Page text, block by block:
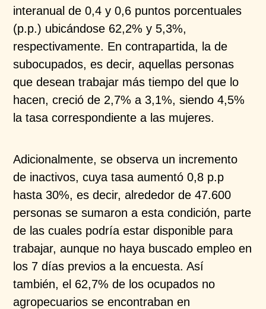
interanual de 0,4 y 0,6 puntos porcentuales
(p.p.) ubicándose 62,2% y 5,3%,
respectivamente. En contrapartida, la de
subocupados, es decir, aquellas personas
que desean trabajar más tiempo del que lo
hacen, creció de 2,7% a 3,1%, siendo 4,5%
la tasa correspondiente a las mujeres. ​
Adicionalmente, se observa un incremento
de inactivos, cuya tasa aumentó 0,8 p.p
hasta 30%, es decir, alrededor de 47.600
personas se sumaron a esta condición, parte
de las cuales podría estar disponible para
trabajar, aunque no haya buscado empleo en
los 7 días previos a la encuesta. Así
también, el 62,7% de los ocupados no
agropecuarios se encontraban en